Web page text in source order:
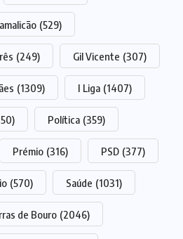
(529)
(249) Gil Vicente (307)
(1309) I Liga (1407)
Política (359)
Prémio (316) PSD (377)
(570) Saúde (1031)
de Bouro (2046)